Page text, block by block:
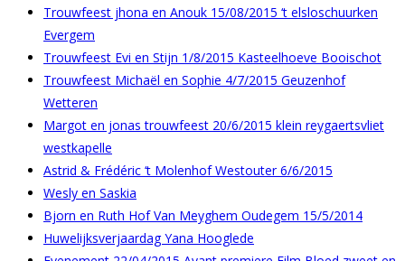
Trouwfeest jhona en Anouk 15/08/2015 ‘t elsloschuurken
Evergem
Trouwfeest Evi en Stijn 1/8/2015 Kasteelhoeve Booischot
Trouwfeest Michaël en Sophie 4/7/2015 Geuzenhof
Wetteren
Margot en jonas trouwfeest 20/6/2015 klein reygaertsvliet
westkapelle
Astrid & Frédéric ‘t Molenhof Westouter 6/6/2015
Wesly en Saskia
Bjorn en Ruth Hof Van Meyghem Oudegem 15/5/2014
Huwelijksverjaardag Yana Hooglede